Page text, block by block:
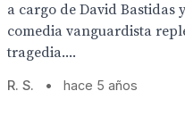
a cargo de David Bastidas
comedia vanguardista
tragedia....
R. S. • hace 5 años